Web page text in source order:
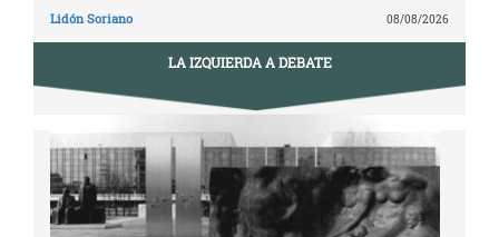
Lidón Soriano 08/08/2026
LA IZQUIERDA A DEBATE